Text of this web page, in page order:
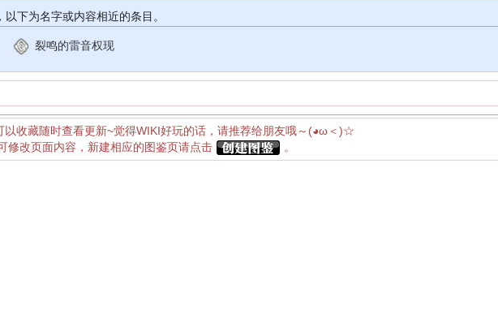
以下为名字或内容相近的条目。
裂鸣的雷音权现
以收藏随时查看更新~觉得WIKI好玩的话，请推荐给朋友哦～(◕ω＜)☆
修改页面内容，新建相应的图鉴页请点击
。